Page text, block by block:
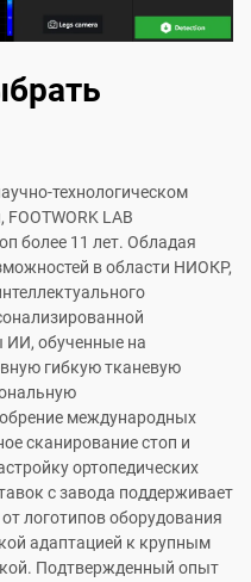
технологическом
LAB
более 11 лет. Обладая
в области НИОКР,
ИИ, обученные на
гибкую тканевую
международных
сканирование стоп и
ортопедических
с завода поддерживает
логотипов оборудования
адаптацией к крупным
Подтвержденный опыт